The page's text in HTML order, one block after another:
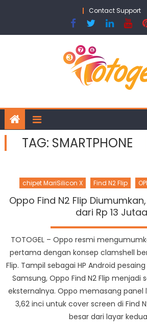
Contact Support
TAG: SMARTPHONE
chipet MariSilicon X Find N2 Flip
Oppo Find N2 Flip
dari Rp 13
TOTOGEL – Oppo resmi
pertama dengan konsep clamshell
Flip. Tampil sebagai HP Android
Samsung, Oppo Find N2 Flip menjadi
eksternalnya. Oppo memasang panel
3,62 inci untuk cover screen di Find
besar dari layar